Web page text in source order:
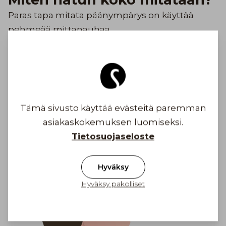
Paras tapa mitata päänympärys on käyttää
pehmeää mittanauhaa.
Samasta kohtaa, jossa pitäisit hattua
Mittanauhan tulee istua hyvin, mutta se ei saa
Tämä sivusto käyttää evästeitä paremman
asiakaskokemuksen luomiseksi.
Tietosuojaseloste
Hyväksy
Hyväksy pakolliset